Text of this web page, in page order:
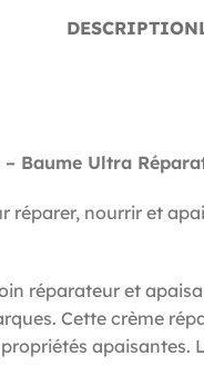
DESCRIPTION
– Baume Ultra
réparer, nourrir et
réparateur et
Cette crème